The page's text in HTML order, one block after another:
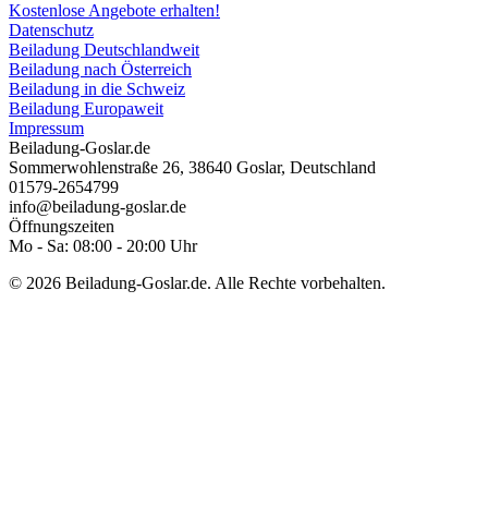
Kostenlose Angebote erhalten!
Datenschutz
Beiladung Deutschlandweit
Beiladung nach Österreich
Beiladung in die Schweiz
Beiladung Europaweit
Impressum
Beiladung-Goslar.de
Sommerwohlenstraße 26, 38640 Goslar, Deutschland
01579-2654799
info@beiladung-goslar.de
Öffnungszeiten
Mo - Sa: 08:00 - 20:00 Uhr
© 2026 Beiladung-Goslar.de. Alle Rechte vorbehalten.